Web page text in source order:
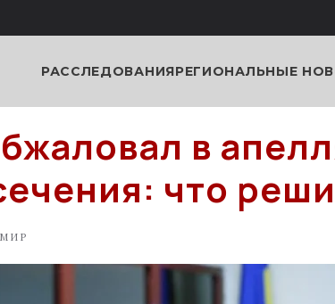
РАССЛЕДОВАНИЯРЕГИОНАЛЬНЫЕ
в
что